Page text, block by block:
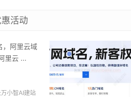
活动
，阿里云域
里云 ...
万小智AI建站